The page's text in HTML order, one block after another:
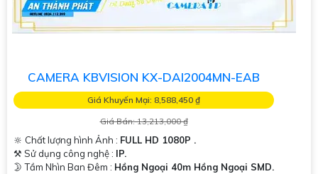
CAMERA KBVISION KX-DAI2004MN-EAB
Giá Khuyến Mại: 8,588,450 ₫
Giá Bán: 13,213,000 ₫
🔆 Chất lượng hình Ảnh : FULL HD 1080P .
⚒ Sử dụng công nghệ : IP.
🌛 Tầm Nhìn Ban Đêm : Hồng Ngoại 40m Hồng Ngoại SMD.